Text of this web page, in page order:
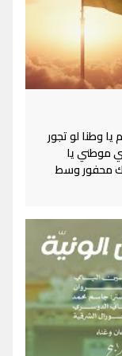
وطنا لو تجور
موطني يا
محفور وسط